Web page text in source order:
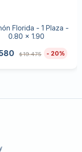
Florida - 1 Plaza -
0.80 x 1.90
$19.475 20